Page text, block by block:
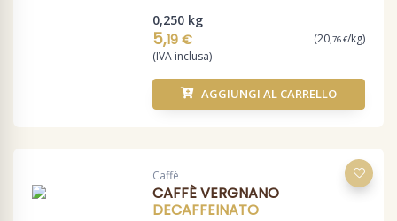
0,250 kg
5,19 € (20,76 €/kg)
(IVA inclusa)
AGGIUNGI AL CARRELLO
Caffè
CAFFÈ VERGNANO
DECAFFEINATO